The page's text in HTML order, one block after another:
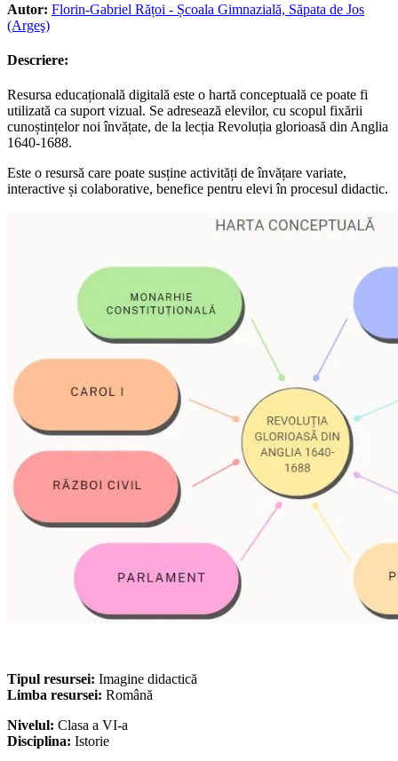
Autor: Florin-Gabriel Rățoi - Școala Gimnazială, Săpata de Jos
(Argeş)
Descriere:
Resursa educațională digitală este o hartă conceptuală ce poate fi
utilizată ca suport vizual. Se adresează elevilor, cu scopul fixării
cunoștințelor noi învățate, de la lecția Revoluția glorioasă din Anglia
1640-1688.
Este o resursă care poate susține activități de învățare variate,
interactive și colaborative, benefice pentru elevi în procesul didactic.
Tipul resursei: Imagine didactică
Limba resursei: Română
Nivelul: Clasa a VI-a
Disciplina: Istorie